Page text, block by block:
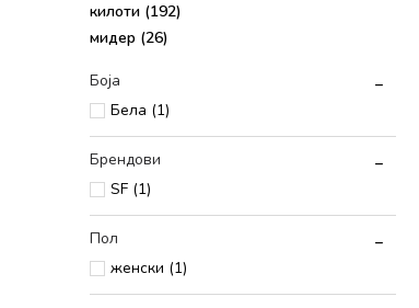
килоти (192)
мидер (26)
Боја
Бела (1)
Брендови
SF (1)
Пол
женски (1)